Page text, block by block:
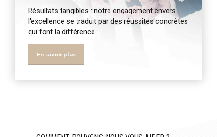
Résultats tangibles : notre engagement envers
l'excellence se traduit par des réussites concrètes
qui font la différence
En savoir plus